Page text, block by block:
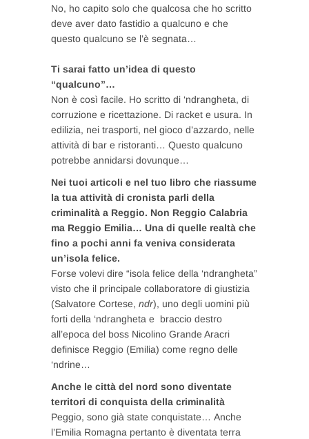
No, ho capito solo che qualcosa che ho scritto
deve aver dato fastidio a qualcuno e che
questo qualcuno se l’è segnata…
Ti sarai fatto un’idea di questo
“qualcuno”…
Non è così facile. Ho scritto di ‘ndrangheta, di
corruzione e ricettazione. Di racket e usura. In
edilizia, nei trasporti, nel gioco d’azzardo, nelle
attività di bar e ristoranti… Questo qualcuno
potrebbe annidarsi dovunque…
Nei tuoi articoli e nel tuo libro che riassume
la tua attività di cronista parli della
criminalità a Reggio. Non Reggio Calabria
ma Reggio Emilia… Una di quelle realtà che
fino a pochi anni fa veniva considerata
un’isola felice.
Forse volevi dire “isola felice della ‘ndrangheta”
visto che il principale collaboratore di giustizia
(Salvatore Cortese, ndr), uno degli uomini più
forti della ‘ndrangheta e braccio destro
all’epoca del boss Nicolino Grande Aracri
definisce Reggio (Emilia) come regno delle
‘ndrine…
Anche le città del nord sono diventate
territori di conquista della criminalità
Peggio, sono già state conquistate… Anche
l’Emilia Romagna pertanto è diventata terra